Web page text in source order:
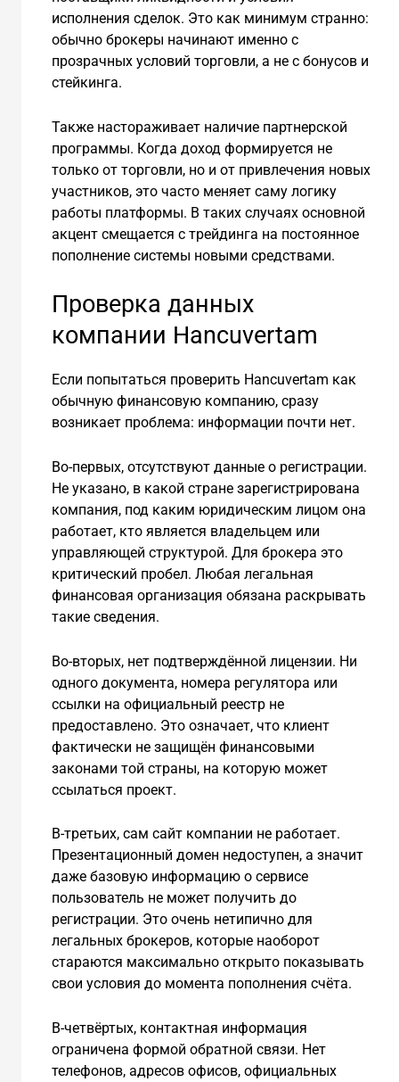
исполнения сделок. Это как минимум странно:
обычно брокеры начинают именно с
прозрачных условий торговли, а не с бонусов и
стейкинга.
Также настораживает наличие партнерской
программы. Когда доход формируется не
только от торговли, но и от привлечения новых
участников, это часто меняет саму логику
работы платформы. В таких случаях основной
акцент смещается с трейдинга на постоянное
пополнение системы новыми средствами.
Проверка данных
компании Hancuvertam
Если попытаться проверить Hancuvertam как
обычную финансовую компанию, сразу
возникает проблема: информации почти нет.
Во-первых, отсутствуют данные о регистрации.
Не указано, в какой стране зарегистрирована
компания, под каким юридическим лицом она
работает, кто является владельцем или
управляющей структурой. Для брокера это
критический пробел. Любая легальная
финансовая организация обязана раскрывать
такие сведения.
Во-вторых, нет подтверждённой лицензии. Ни
одного документа, номера регулятора или
ссылки на официальный реестр не
предоставлено. Это означает, что клиент
фактически не защищён финансовыми
законами той страны, на которую может
ссылаться проект.
В-третьих, сам сайт компании не работает.
Презентационный домен недоступен, а значит
даже базовую информацию о сервисе
пользователь не может получить до
регистрации. Это очень нетипично для
легальных брокеров, которые наоборот
стараются максимально открыто показывать
свои условия до момента пополнения счёта.
В-четвёртых, контактная информация
ограничена формой обратной связи. Нет
телефонов, адресов офисов, официальных